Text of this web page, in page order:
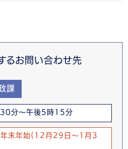
るお問い合わせ先
課
分～午後5時15分
年末年始(12月29日～1月3